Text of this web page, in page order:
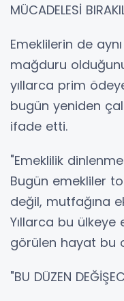
MÜCADELESİ
Emeklilerin de
mağduru
yıllarca prim
bugün yeniden
ifade etti.
"Emeklilik
Bugün emekliler
değil, mutfağına
Yıllarca bu
görülen hayat bu
"BU DÜZEN